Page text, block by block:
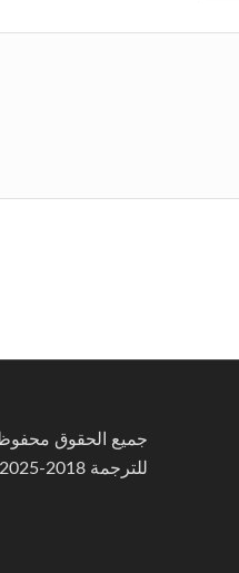
جميع الحقوق
للترجمة 2018-2025